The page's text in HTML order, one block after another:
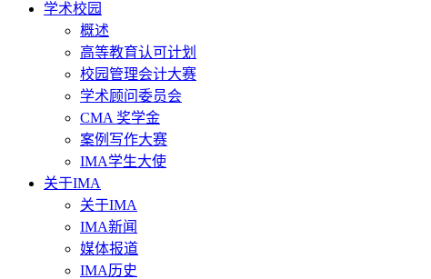
学术校园
概述
高等教育认可计划
校园管理会计大赛
学术顾问委员会
CMA 奖学金
案例写作大赛
IMA学生大使
关于IMA
关于IMA
IMA新闻
媒体报道
IMA历史